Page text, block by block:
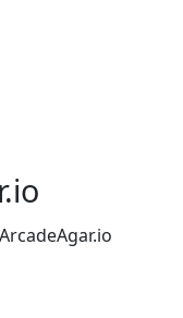
ArcadeAgar.io